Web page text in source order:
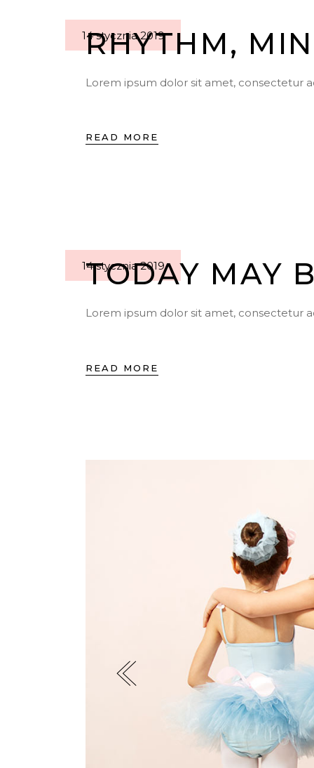
14 stycznia 2019
RHYTHM,
Lorem ipsum dolor sit amet, consectetur
READ MORE
14 stycznia 2019
TODAY MAY
Lorem ipsum dolor sit amet, consectetur
READ MORE